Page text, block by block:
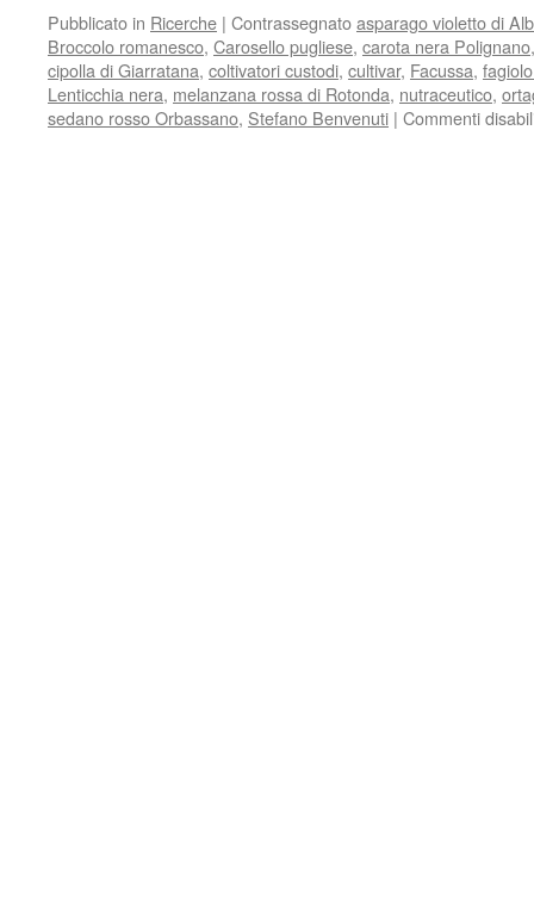
Pubblicato in Ricerche | Contrassegnatoasparago violetto di
Broccolo romanesco, Carosello pugliese, carota nera Polignano
cipolla di Giarratana, coltivatori custodi, cultivar, Facussa,
Lenticchia nera, melanzana rossa di Rotonda, nutraceutico,
sedano rosso Orbassano, Stefano Benvenuti | Commenti